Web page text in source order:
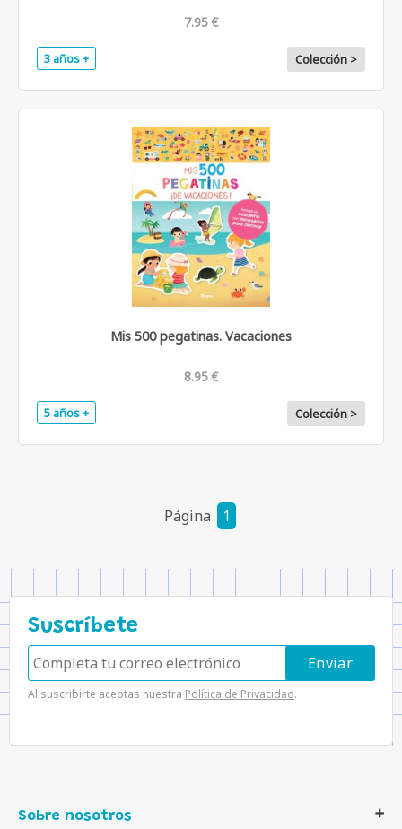
7.95 €
3 años + Colección >
Mis 500 pegatinas. Vacaciones
8.95 €
5 años + Colección >
Página 1
Suscríbete
Al suscribirte aceptas nuestra Política de Privacidad.
Sobre nosotros